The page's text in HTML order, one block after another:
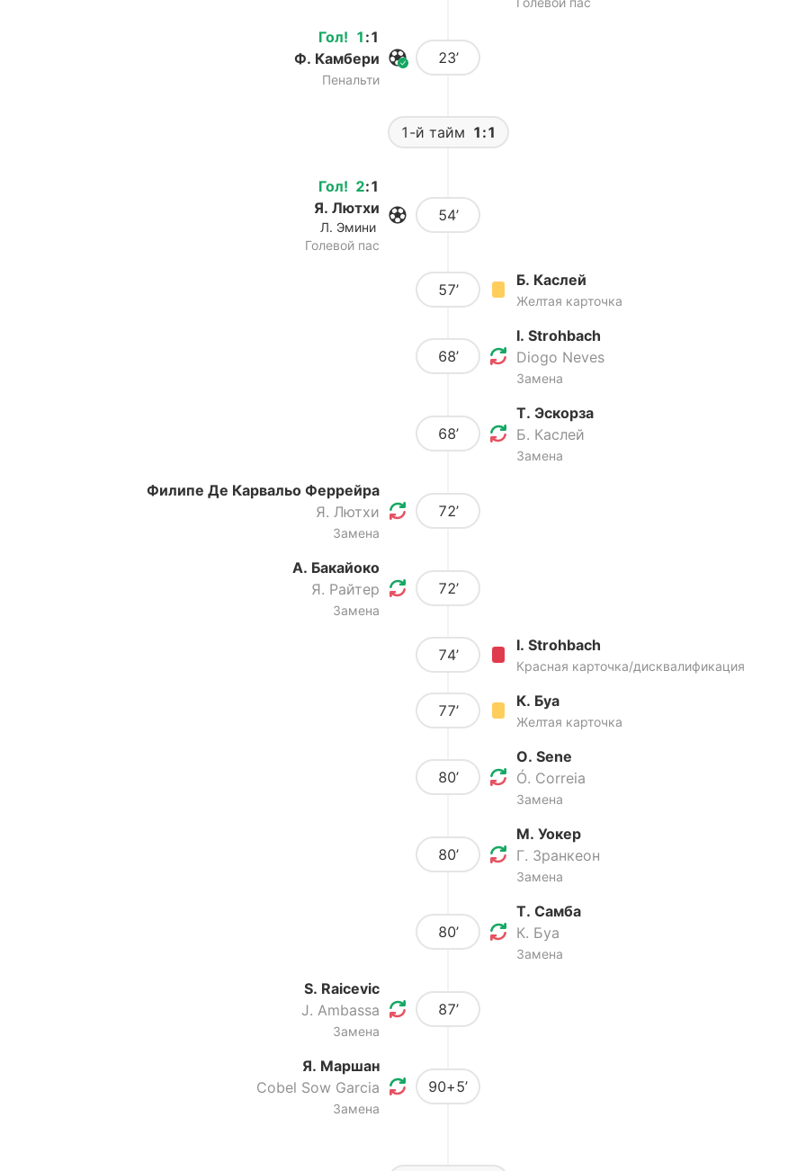
Гол! 1 :1
Ф. Камбери
Пенальти
23’
1-й тайм 1:1
Гол! 2:1
Я. Лютхи
Л. Эмини
Голевой пас
54’
57’
Б. Каслей
Желтая карточка
68’
I. Strohbach
Diogo Neves
Замена
68’
Т. Эскорза
Б. Каслей
Замена
Филипе Де Карвальо Феррейра
Я. Лютхи
Замена
72’
А. Бакайоко
Я. Райтер
Замена
72’
74’
I. Strohbach
Красная карточка/дисквалификация
77’
К. Буа
Желтая карточка
80’
O. Sene
Ó. Correia
Замена
80’
М. Уокер
Г. Зранкеон
Замена
80’
Т. Самба
К. Буа
Замена
S. Raicevic
J. Ambassa
Замена
87’
Я. Маршан
Cobel Sow Garcia
Замена
90+5’